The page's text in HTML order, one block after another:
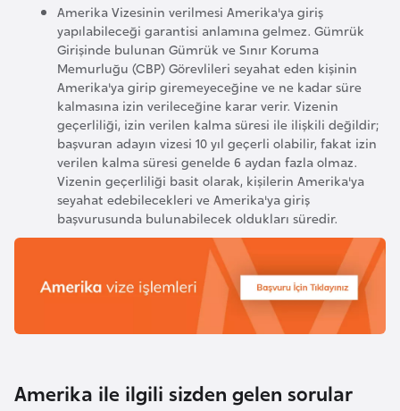
Amerika Vizesinin verilmesi Amerika'ya giriş
yapılabileceği garantisi anlamına gelmez. Gümrük
Girişinde bulunan Gümrük ve Sınır Koruma
Memurluğu (CBP) Görevlileri seyahat eden kişinin
Amerika'ya girip giremeyeceğine ve ne kadar süre
kalmasına izin verileceğine karar verir. Vizenin
geçerliliği, izin verilen kalma süresi ile ilişkili değildir;
başvuran adayın vizesi 10 yıl geçerli olabilir, fakat izin
verilen kalma süresi genelde 6 aydan fazla olmaz.
Vizenin geçerliliği basit olarak, kişilerin Amerika'ya
seyahat edebilecekleri ve Amerika'ya giriş
başvurusunda bulunabilecek oldukları süredir.
Amerika ile ilgili sizden gelen sorular